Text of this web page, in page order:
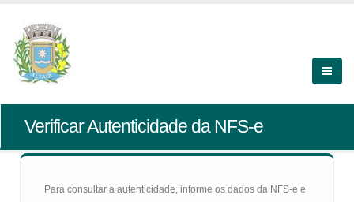
Verificar Autenticidade da NFS-e
Para consultar a autenticidade, informe os dados da NFS-e e